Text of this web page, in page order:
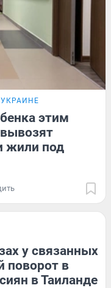
этим
жили под
у связанных
поворот в
в Таиланде